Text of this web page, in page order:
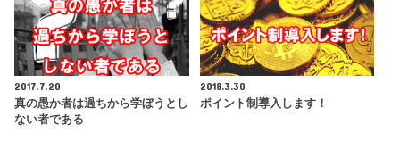
2017.7.20
真の愚か者は過ちから学ぼうとし
ない者である
2018.3.30
ポイント制導入します！